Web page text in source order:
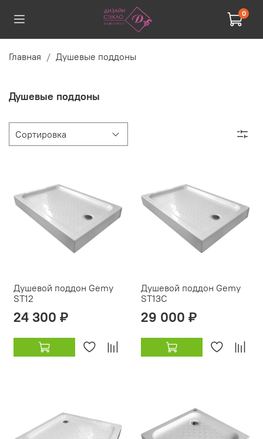
0
Главная Душевые поддоны
Душевые поддоны
Душевой поддон Gemy
ST12
24 300 ₽
Душевой поддон Gemy
ST13C
29 000 ₽